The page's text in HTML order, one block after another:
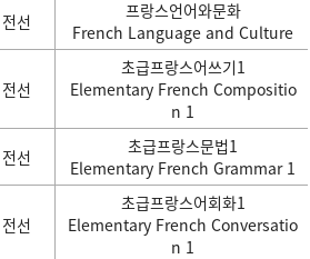
전선
프랑스언어와문화
French Language and Culture
전선
초급프랑스어쓰기1
Elementary French Compositio
n 1
전선
초급프랑스문법1
Elementary French Grammar 1
전선
초급프랑스어회화1
Elementary French Conversatio
n 1